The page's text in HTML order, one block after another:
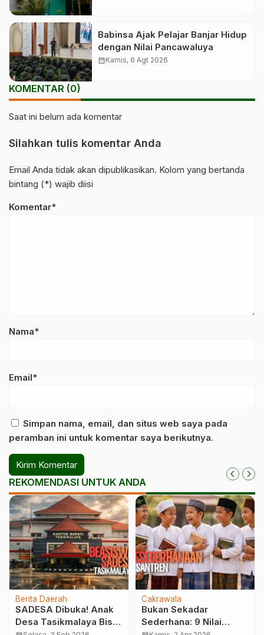
Babinsa Ajak Pelajar Banjar Hidup
dengan Nilai Pancawaluya
calendar_monthKamis, 6 Agt 2026
KOMENTAR (0)
Saat ini belum ada komentar
Silahkan tulis komentar Anda
Email Anda tidak akan dipublikasikan. Kolom yang bertanda
bintang (*) wajib diisi
Komentar*
Nama*
Email*
Simpan nama, email, dan situs web saya pada
peramban ini untuk komentar saya berikutnya.
REKOMENDASI UNTUK ANDA
Berita Daerah
SADESA Dibuka! Anak
Desa Tasikmalaya Bisa
Cakrawala
Bukan Sekadar
Sederhana: 9 Nilai